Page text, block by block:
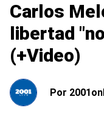
Carlos
libertad
(+Video)
Por